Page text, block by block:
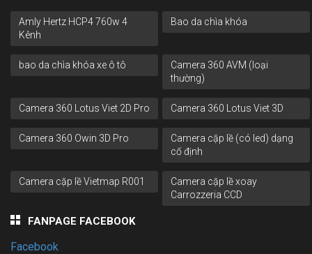
Amly Hertz HCP4 760w 4
Kênh
Bao da chìa khóa
bao da chìa khóa xe ô tô
Camera 360 AVM (loại
thường)
Camera 360 Lotus Viet 2D Pro Camera 360 Lotus Viet 3D
Camera 360 Owin 3D Pro
Camera cặp lề (có led) dạng
cố định
Camera cặp lề Vietmap R001
Camera cặp lề xoay
Carrozzeria CCD
FANPAGE FACEBOOK
Facebook